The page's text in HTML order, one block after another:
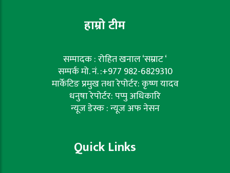
हाम्रो टीम
सम्पादक : रोहित खनाल ‘सम्राट ‘
सम्पर्क मो. नं. :+977 982-6829310
मार्केटिङ प्रमुख तथा रेपोर्टर: कृष्ण यादव
धनुषा रेपोर्टर: पप्पु अधिकारि
न्यूज डेस्क : न्यूज अफ नेसन
Quick Links